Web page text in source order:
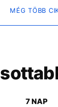
MÉG TÖBB
7 NAP